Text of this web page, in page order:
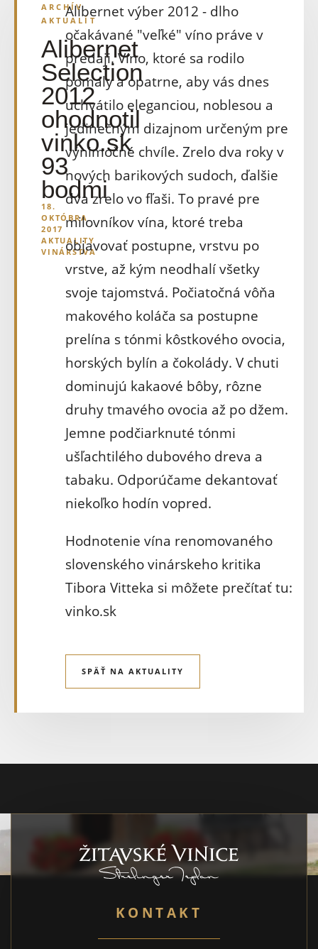
ARCHÍV
AKTUALÍT
Alibernet
Selection
2012
ohodnotil
vinko.sk
93
bodmi
18.
OKTÓBRA
2017
AKTUALITY
VINÁRSTVA
Alibernet výber 2012 - dlho
očakávané "veľké" víno práve v
predaji. Víno, ktoré sa rodilo
pomaly a opatrne, aby vás dnes
uchvátilo eleganciou, noblesou a
jedinečným dizajnom určeným pre
výnimočné chvíle. Zrelo dva roky v
nových barikových sudoch, ďalšie
dva zrelo vo fľaši. To pravé pre
milovníkov vína, ktoré treba
objavovať postupne, vrstvu po
vrstve, až kým neodhalí všetky
svoje tajomstvá. Počiatočná vôňa
makového koláča sa postupne
prelína s tónmi kôstkového ovocia,
horských bylín a čokolády. V chuti
dominujú kakaové bôby, rôzne
druhy tmavého ovocia až po džem.
Jemne podčiarknuté tónmi
ušľachtilého dubového dreva a
tabaku. Odporúčame dekantovať
niekoľko hodín vopred.
Hodnotenie vína renomovaného
slovenského vinárskeho kritika
Tibora Vitteka si môžete prečítať tu:
vinko.sk
SPÄŤ NA AKTUALITY
KONTAKT